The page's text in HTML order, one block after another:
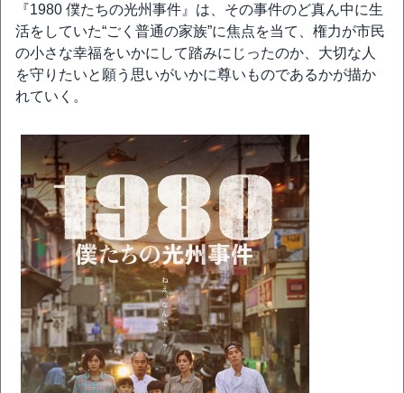
『1980 僕たちの光州事件』は、その事件のど真ん中に生
活をしていた“ごく普通の家族”に焦点を当て、権力が市民
の小さな幸福をいかにして踏みにじったのか、大切な人
を守りたいと願う思いがいかに尊いものであるかが描か
れていく。